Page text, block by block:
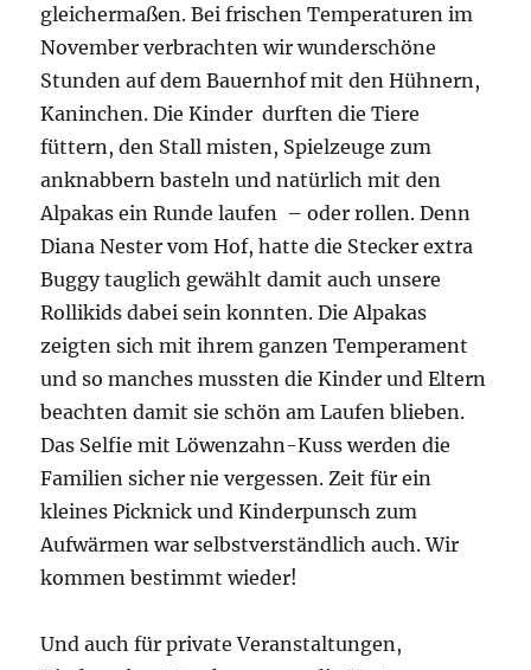
gleichermaßen. Bei frischen Temperaturen im
November verbrachten wir wunderschöne
Stunden auf dem Bauernhof mit den Hühnern,
Kaninchen. Die Kinder durften die Tiere
füttern, den Stall misten, Spielzeuge zum
anknabbern basteln und natürlich mit den
Alpakas ein Runde laufen – oder rollen. Denn
Diana Nester vom Hof, hatte die Stecker extra
Buggy tauglich gewählt damit auch unsere
Rollikids dabei sein konnten. Die Alpakas
zeigten sich mit ihrem ganzen Temperament
und so manches mussten die Kinder und Eltern
beachten damit sie schön am Laufen blieben.
Das Selfie mit Löwenzahn-Kuss werden die
Familien sicher nie vergessen. Zeit für ein
kleines Picknick und Kinderpunsch zum
Aufwärmen war selbstverständlich auch. Wir
kommen bestimmt wieder!
Und auch für private Veranstaltungen,